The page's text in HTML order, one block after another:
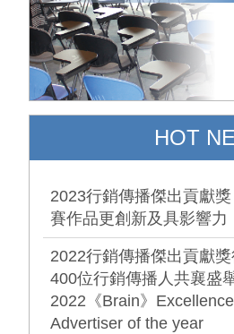
HOT
2023行銷傳播傑出貢獻
賽作品更創新及具影響力
2022行銷傳播傑出貢獻
400位行銷傳播人共襄盛
2022《Brain》
Advertiser of the year